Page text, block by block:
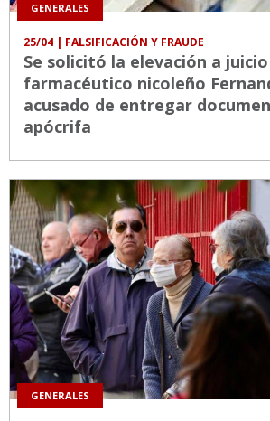
GENERALES
25/04 | FALSIFICACIÓN Y FRAUDE
Se solicitó la elevación a
farmacéutico nicoleño
acusado de entregar
apócrifa
GENERALES